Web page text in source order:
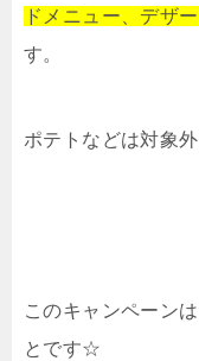
ドメニュー、デザ
す。
ポテトなどは対象
このキャンペーン
とです☆